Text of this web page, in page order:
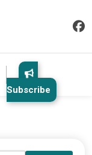
Subscribe